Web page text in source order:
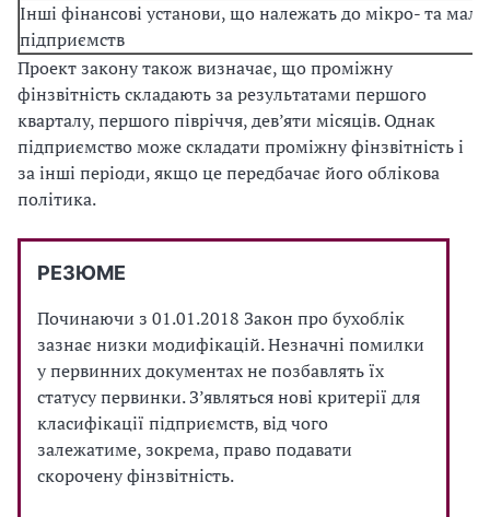
Інші фінансові установи, що належать до мікро- та
підприємств
Проект закону також визначає, що проміжну
фінзвітність складають за результатами першого
кварталу, першого півріччя, дев’яти місяців. Однак
підприємство може складати проміжну фінзвітність і
за інші періоди, якщо це передбачає його облікова
політика.
РЕЗЮМЕ
Починаючи з 01.01.2018 Закон про бухоблік
зазнає низки модифікацій. Незначні помилки
у первинних документах не позбавлять їх
статусу первинки. З’являться нові критерії для
класифікації підприємств, від чого
залежатиме, зокрема, право подавати
скорочену фінзвітність.